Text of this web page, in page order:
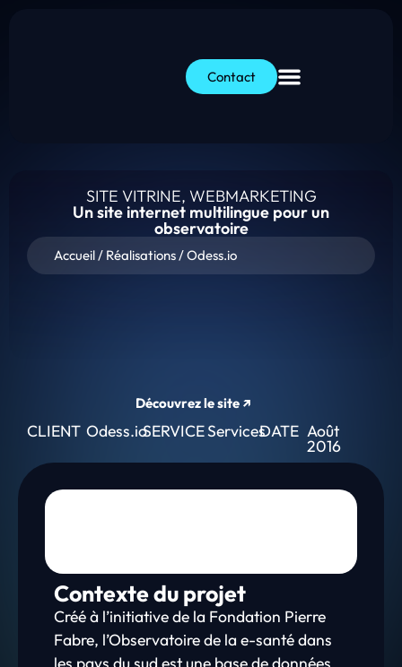
Contact
SITE VITRINE, WEBMARKETING
Un site internet multilingue pour un
observatoire
Accueil/ Réalisations/Odess.io
Découvrez le site ↗
Contexte du projet
Créé à l’initiative de la Fondation Pierre
Fabre, l’Observatoire de la e-santé dans
CLIENT Odess.ioSERVICEServicesDATE Août
2016